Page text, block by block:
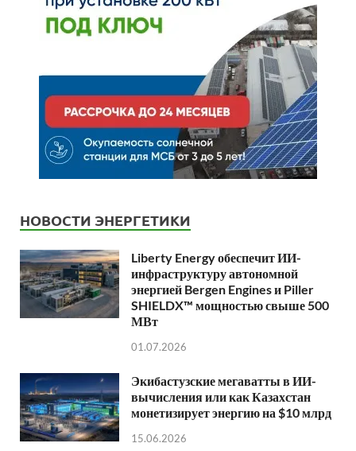
НОВОСТИ ЭНЕРГЕТИКИ
Liberty Energy обеспечит ИИ-
инфраструктуру автономной
энергией Bergen Engines и Piller
SHIELDX™ мощностью свыше 500
МВт
01.07.2026
Экибастузские мегаватты в ИИ-
вычисления или как Казахстан
монетизирует энергию на $10 млрд
15.06.2026